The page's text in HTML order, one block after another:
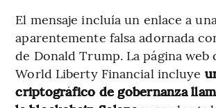
El mensaje incluía un enlace a
aparentemente falsa adornada
de Donald Trump. La página web
World Liberty Financial incluye
criptográfico de gobernanza